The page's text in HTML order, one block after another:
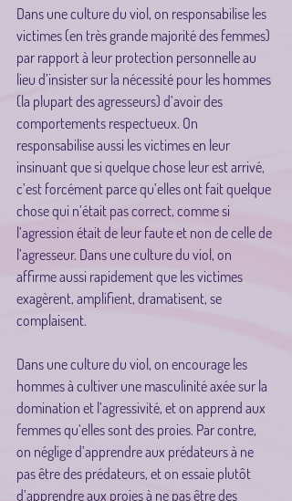
Dans une culture du viol, on responsabilise les
victimes (en très grande majorité des femmes)
par rapport à leur protection personnelle au
lieu d’insister sur la nécessité pour les hommes
(la plupart des agresseurs) d’avoir des
comportements respectueux. On
responsabilise aussi les victimes en leur
insinuant que si quelque chose leur est arrivé,
c’est forcément parce qu’elles ont fait quelque
chose qui n’était pas correct, comme si
l’agression était de leur faute et non de celle de
l’agresseur. Dans une culture du viol, on
affirme aussi rapidement que les victimes
exagèrent, amplifient, dramatisent, se
complaisent.
Dans une culture du viol, on encourage les
hommes à cultiver une masculinité axée sur la
domination et l’agressivité, et on apprend aux
femmes qu’elles sont des proies. Par contre,
on néglige d’apprendre aux prédateurs à ne
pas être des prédateurs, et on essaie plutôt
d’apprendre aux proies à ne pas être des